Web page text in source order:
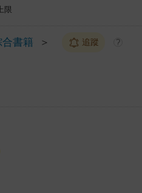
限
合書籍 ＞ 追蹤 ?